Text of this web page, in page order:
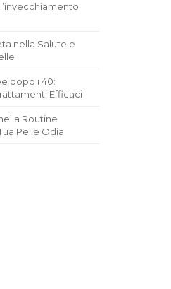
nella Salute e
dopo i 40:
Efficaci
Routine
Pelle Odia